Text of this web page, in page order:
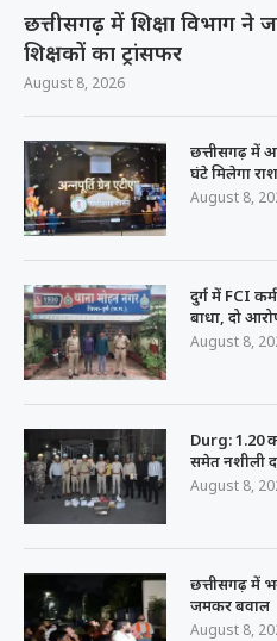
छत्तीसगढ़ में शिक्षा विभाग ने
शिक्षकों का ट्रांसफर
August 8, 2026
छत्तीसगढ़ में
घंटे मिलेगा
August 8,
दुर्ग में FCI
बाधा, दो
August 8,
Durg: 1.20
समेत नशीली
August 8,
छत्तीसगढ़ में
जमकर बवाल
August 8,